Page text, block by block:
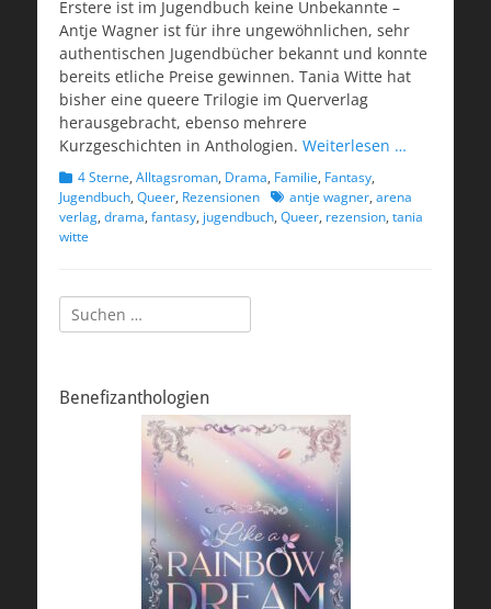
Erstere ist im Jugendbuch keine Unbekannte –
Antje Wagner ist für ihre ungewöhnlichen, sehr
authentischen Jugendbücher bekannt und konnte
bereits etliche Preise gewinnen. Tania Witte hat
bisher eine queere Trilogie im Querverlag
herausgebracht, ebenso mehrere
Kurzgeschichten in Anthologien. Weiterlesen …
Kategorien
4 Sterne, Alltagsroman, Drama, Familie, Fantasy,
Jugendbuch, Queer, Rezensionen Schlagworte
antje wagner, arena
verlag, drama, fantasy, jugendbuch, Queer, rezension, tania
witte
Suchen
nach:
Benefizanthologien